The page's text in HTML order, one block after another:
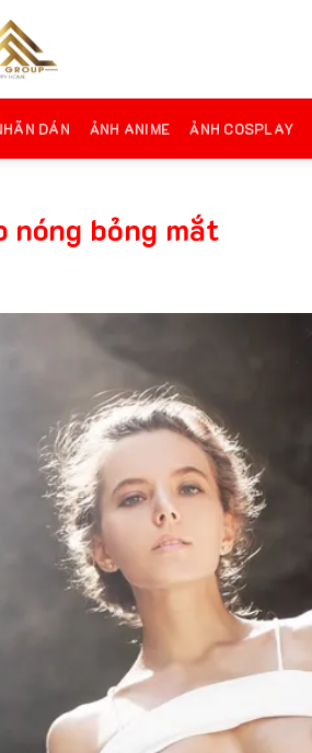
DÁN ẢNH ANIME ẢNH COSPLAY
nóng bỏng mắt